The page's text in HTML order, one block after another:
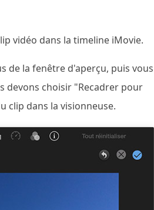
vidéo dans la timeline iMovie.
de la fenêtre d'aperçu, puis vous
devons choisir "Recadrer pour
clip dans la visionneuse.